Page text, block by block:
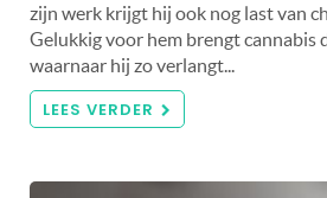
zijn werk krijgt hij ook nog last van
Gelukkig voor hem brengt cannabis
waarnaar hij zo verlangt...
LEES VERDER